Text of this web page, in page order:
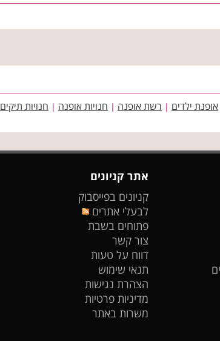
אופנת ילדים | רשת אופנה | חנויות אופנה | חנויות תיקים
אתר קניונים
קניונים בפייסבוק
לבעלי אתרים
פתוחים בשבת
צור קשר
דווח על טעות
תנאי שימוש
הצהרת נגישות
מדיניות פרטיות
משרות באתר